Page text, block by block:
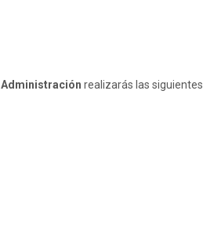
Administraciónrealizarás las siguientes